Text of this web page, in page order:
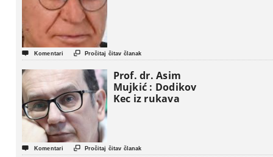
 Komentari  Pročitaj čitav članak
Prof. dr. Asim
Mujkić : Dodikov
Kec iz rukava
 Komentari  Pročitaj čitav članak